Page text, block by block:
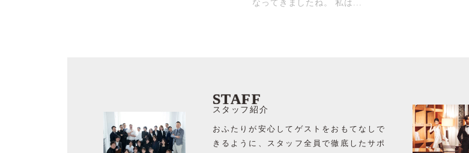
なってきましたね。 私は...
STAFF
スタッフ紹介
おふたりが安心してゲストをおもてなしで
きるように、スタッフ全員で徹底したサポ